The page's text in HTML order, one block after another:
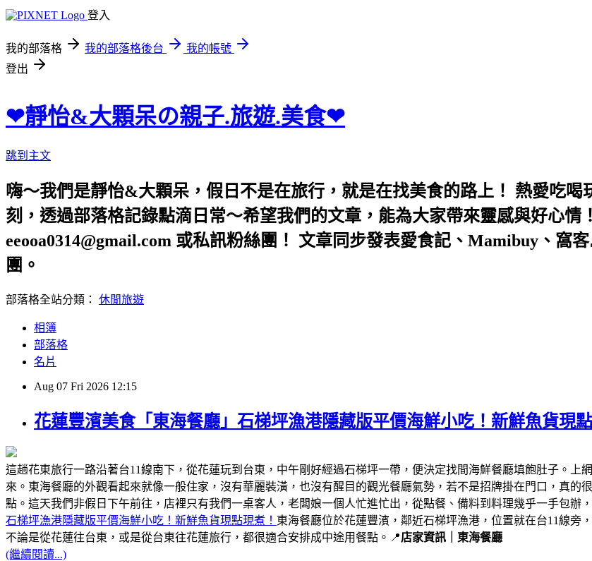
登入
我的部落格 我的部落格後台
我的帳號
登出
❤靜怡&大顆呆の親子.旅遊.美食❤
跳到主文
嗨～我們是靜怡&大顆呆，假日不是在旅行，就是在找美食的路上！ 熱愛吃
刻，透過部落格記錄點滴日常～希望我們的文章，能為大家帶來靈感與好心情
eeooa0314@gmail.com 或私訊粉絲團！ 文章同步發表愛食記、Mamibuy、窩
團。
部落格全站分類： 休閒旅遊
相簿
部落格
名片
Aug 07 Fri 2026 12:15
花蓮豐濱美食「東海餐廳」石梯坪漁港隱藏版平價海鮮小吃！新鮮魚貨現點
這趟花東旅行一路沿著台11線南下，從花蓮玩到台東，中午剛好經過石梯坪一帶，便決定找間海鮮餐廳填飽肚子。上
來。東海餐廳的外觀看起來就像一般住家，沒有華麗裝潢，也沒有醒目的觀光餐廳氣勢，若不是招牌掛在門口，真
點。這天我們非假日下午前往，店裡只有我們一桌客人，老闆娘一個人忙進忙出，從點餐、備料到料理幾乎一手包辦
石梯坪漁港隱藏版平價海鮮小吃！新鮮魚貨現點現煮！ 東海餐廳位於花蓮豐濱，鄰近石梯坪漁港，位置就在台11線旁
不論是從花蓮往台東，或是從台東往花蓮旅行，都很適合安排成中途用餐點。📍店家資訊｜東海餐廳
(繼續閱讀...)